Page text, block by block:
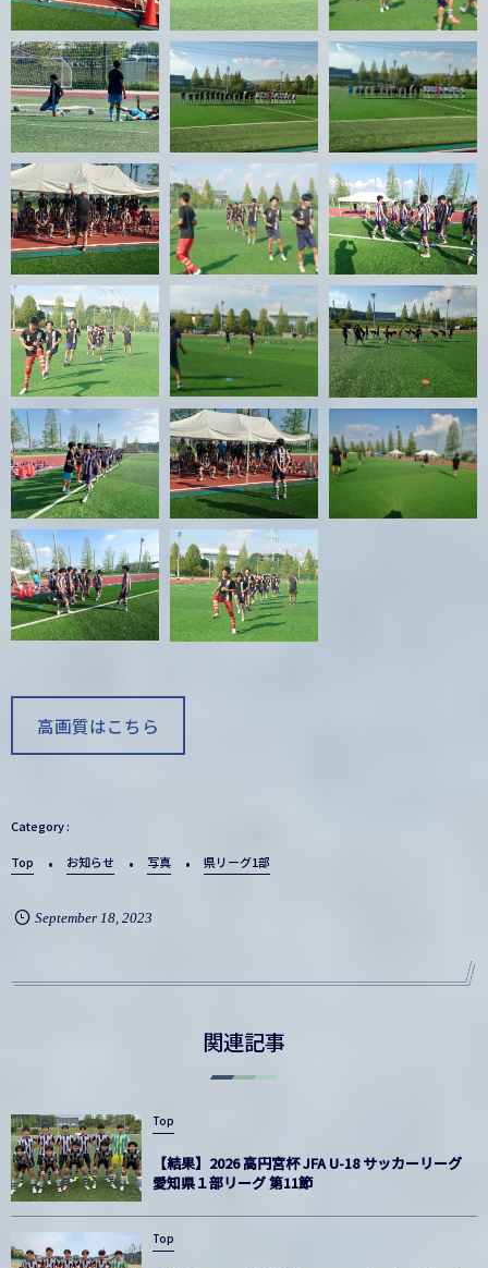
高画質はこちら
Top お知らせ 写真 県リーグ1部
September 18, 2023
関連記事
Top
【結果】2026 高円宮杯 JFA U-18 サッカーリーグ
愛知県１部リーグ 第11節
Top